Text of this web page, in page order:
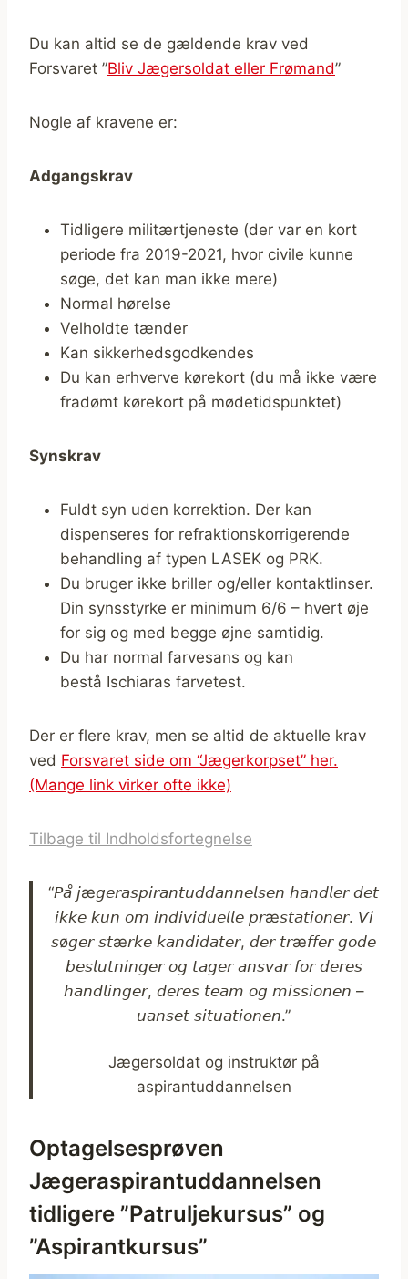
Du kan altid se de gældende krav ved
Forsvaret ”Bliv Jægersoldat eller Frømand”
Nogle af kravene er:
Adgangskrav
Tidligere militærtjeneste (der var en kort
periode fra 2019-2021, hvor civile kunne
søge, det kan man ikke mere)
Normal hørelse
Velholdte tænder
Kan sikkerhedsgodkendes
Du kan erhverve kørekort (du må ikke være
fradømt kørekort på mødetidspunktet)
Synskrav
Fuldt syn uden korrektion. Der kan
dispenseres for refraktionskorrigerende
behandling af typen LASEK og PRK.
Du bruger ikke briller og/eller kontaktlinser.
Din synsstyrke er minimum 6/6 – hvert øje
for sig og med begge øjne samtidig.
Du har normal farvesans og kan
bestå Ischiaras farvetest.
Der er flere krav, men se altid de aktuelle krav
ved Forsvaret side om “Jægerkorpset” her.
(Mange link virker ofte ikke)
Tilbage til Indholdsfortegnelse
“𝘗𝘢̊ 𝘫æ𝘨𝘦𝘳𝘢𝘴𝘱𝘪𝘳𝘢𝘯𝘵𝘶𝘥𝘥𝘢𝘯𝘯𝘦𝘭𝘴𝘦𝘯 𝘩𝘢𝘯𝘥𝘭𝘦𝘳 𝘥𝘦𝘵
𝘪𝘬𝘬𝘦 𝘬𝘶𝘯 𝘰𝘮 𝘪𝘯𝘥𝘪𝘷𝘪𝘥𝘶𝘦𝘭𝘭𝘦 𝘱𝘳æ𝘴𝘵𝘢𝘵𝘪𝘰𝘯𝘦𝘳. 𝘝𝘪
𝘴ø𝘨𝘦𝘳 𝘴𝘵æ𝘳𝘬𝘦 𝘬𝘢𝘯𝘥𝘪𝘥𝘢𝘵𝘦𝘳, 𝘥𝘦𝘳 𝘵𝘳æ𝘧𝘧𝘦𝘳 𝘨𝘰𝘥𝘦
𝘣𝘦𝘴𝘭𝘶𝘵𝘯𝘪𝘯𝘨𝘦𝘳 𝘰𝘨 𝘵𝘢𝘨𝘦𝘳 𝘢𝘯𝘴𝘷𝘢𝘳 𝘧𝘰𝘳 𝘥𝘦𝘳𝘦𝘴
𝘩𝘢𝘯𝘥𝘭𝘪𝘯𝘨𝘦𝘳, 𝘥𝘦𝘳𝘦𝘴 𝘵𝘦𝘢𝘮 𝘰𝘨 𝘮𝘪𝘴𝘴𝘪𝘰𝘯𝘦𝘯 –
𝘶𝘢𝘯𝘴𝘦𝘵 𝘴𝘪𝘵𝘶𝘢𝘵𝘪𝘰𝘯𝘦𝘯.”
Jægersoldat og instruktør på
aspirantuddannelsen
Optagelsesprøven
Jægeraspirantuddannelsen
tidligere ”Patruljekursus” og
”Aspirantkursus”